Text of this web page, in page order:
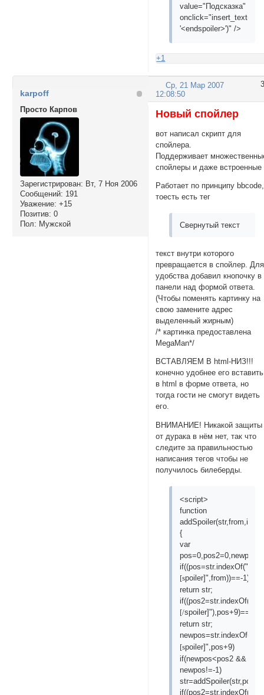
value="Подсказка"
'<endspoiler>')" />
+1
3
Ср, 21 Мар 2007
12:08:50
karpoff
Просто Карпов
Зарегистрирован: Вт, 7 Ноя 2006
Сообщений: 191
Уважение: +15
Позитив: 0
Пол: Мужской
Новый спойлер
вот написал скрипт для
спойлера.
Поддерживает
спойлеры и даже встроенные
Работает по принципу bbcode,
тоесть есть тег
Свернутый текст
текст внутри которого
превращается в спойлер. Для
удобства добавил кнопочку в
панели над формой ответа.
(Чтобы поменять картинку на
свою замените адрес
выделенный жирным)
/* картинка предоставлена
MegaMan*/
ВСТАВЛЯЕМ В html-НИЗ!!!
конечно удобнее его вставить
в html в форме ответа, но
тогда гости не смогут видеть
его.
ВНИМАНИЕ! Никакой защиты
от дурака в нём нет, так что
следите за правильностью
написания тегов чтобы не
получилось билеберды.
<script>
function
{
var
if((pos=str.indexOf("
[spoiler]",from))==-1)
return str;
if((pos2=str.indexOf("
[/spoiler]"),pos+9)==-1)
return str;
newpos=str.indexOf(
[spoiler]",pos+9)
if(newpos<pos2 &&
newpos!=-1)
if((pos2=str.indexOf("